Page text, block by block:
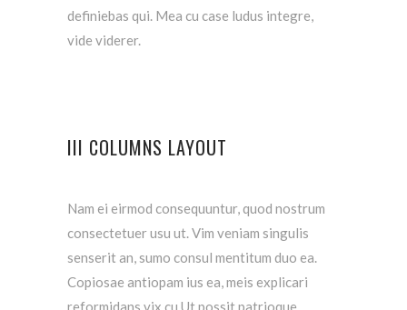
definiebas qui. Mea cu case ludus integre,
vide viderer.
III COLUMNS LAYOUT
Nam ei eirmod consequuntur, quod nostrum
consectetuer usu ut. Vim veniam singulis
senserit an, sumo consul mentitum duo ea.
Copiosae antiopam ius ea, meis explicari
reformidans vix cu.Ut possit patrioque